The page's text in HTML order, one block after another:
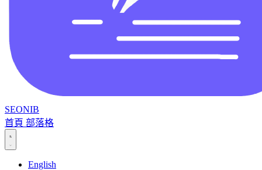
SEONIB
首頁 部落格
English